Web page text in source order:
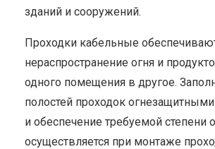
зданий и сооружений.
Проходки кабельные
нераспространение огня и
одного помещения в другое.
полостей проходок
и обеспечение требуемой степени
осуществляется при монтаже